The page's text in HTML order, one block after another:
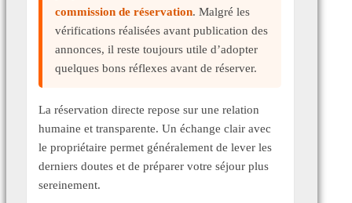
commission de réservation. Malgré les
vérifications réalisées avant publication des
annonces, il reste toujours utile d’adopter
quelques bons réflexes avant de réserver.
La réservation directe repose sur une relation
humaine et transparente. Un échange clair avec
le propriétaire permet généralement de lever les
derniers doutes et de préparer votre séjour plus
sereinement.